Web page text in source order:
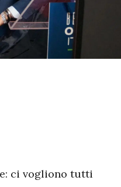
ci vogliono tutti